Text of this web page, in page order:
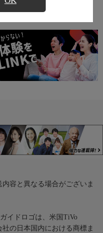
容と異なる場合がございま
イドロゴは、米国TiVo
の日本国内における商標ま